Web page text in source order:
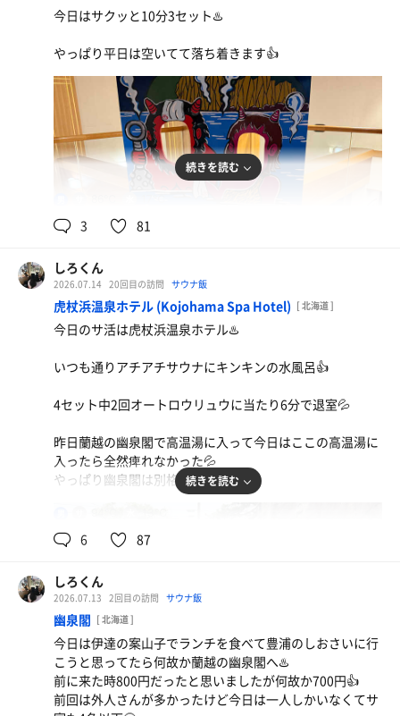
天丼
定期的に食べたくなります😋
ノンアル
水
和牛ハンバーグ定食
メチャ美味しかった👍
回転寿司
水
今日はサクッと10分3セット♨️
やっぱり平日は空いてて落ち着きます👍
続きを読む
3 81
しろくん
2026.07.14 20回目の訪問 サウナ飯
虎杖浜温泉ホテル (Kojohama Spa Hotel) [ 北海道 ]
今日のサ活は虎杖浜温泉ホテル♨️
いつも通りアチアチサウナにキンキンの水風呂👍
4セット中2回オートロウリュウに当たり6分で退室💦
昨日蘭越の幽泉閣で高温湯に入って今日はここの高温湯に
入ったら全然痺れなかった💦
やっぱり幽泉閣は別格ですね👍
続きを読む
6 87
しろくん
2026.07.13 2回目の訪問 サウナ飯
幽泉閣 [ 北海道 ]
今日は伊達の案山子でランチを食べて豊浦のしおさいに行
こうと思ってたら何故か蘭越の幽泉閣へ♨️
前に来た時800円だったと思いましたが何故か700円👍
前回は外人さんが多かったけど今日は一人しかいなくてサ